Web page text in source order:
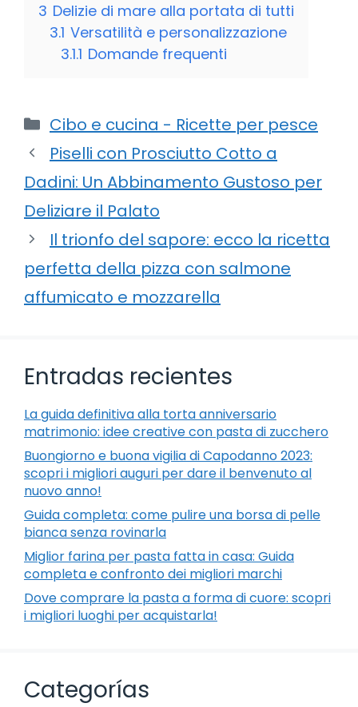
3 Delizie di mare alla portata di tutti
3.1 Versatilità e personalizzazione
3.1.1 Domande frequenti
Categorie
Cibo e cucina - Ricette per pesce
Piselli con Prosciutto Cotto a
Dadini: Un Abbinamento Gustoso per
Deliziare il Palato
Il trionfo del sapore: ecco la ricetta
perfetta della pizza con salmone
affumicato e mozzarella
Entradas recientes
La guida definitiva alla torta anniversario
matrimonio: idee creative con pasta di zucchero
Buongiorno e buona vigilia di Capodanno 2023:
scopri i migliori auguri per dare il benvenuto al
nuovo anno!
Guida completa: come pulire una borsa di pelle
bianca senza rovinarla
Miglior farina per pasta fatta in casa: Guida
completa e confronto dei migliori marchi
Dove comprare la pasta a forma di cuore: scopri
i migliori luoghi per acquistarla!
Categorías